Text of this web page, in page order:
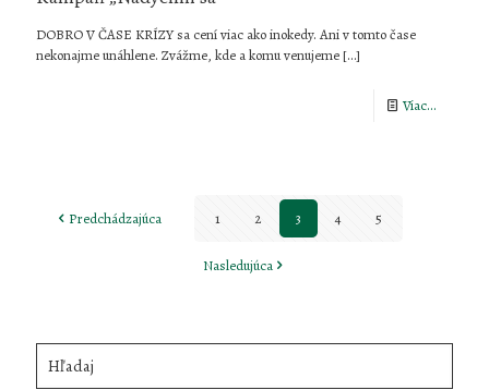
DOBRO V ČASE KRÍZY sa cení viac ako inokedy. Ani v tomto čase
nekonajme unáhlene. Zvážme, kde a komu venujeme […]
Viac...
Predchádzajúca
1 2 3 4 5
Nasledujúca